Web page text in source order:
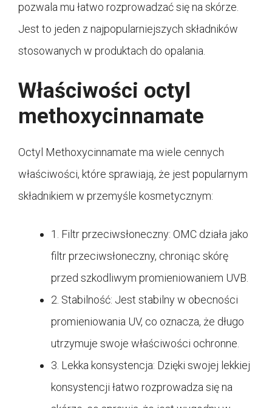
pozwala mu łatwo rozprowadzać się na skórze.
Jest to jeden z najpopularniejszych składników
stosowanych w produktach do opalania.
Właściwości octyl
methoxycinnamate
Octyl Methoxycinnamate ma wiele cennych
właściwości, które sprawiają, że jest popularnym
składnikiem w przemyśle kosmetycznym:
1. Filtr przeciwsłoneczny: OMC działa jako
filtr przeciwsłoneczny, chroniąc skórę
przed szkodliwym promieniowaniem UVB.
2. Stabilność: Jest stabilny w obecności
promieniowania UV, co oznacza, że ​​długo
utrzymuje swoje właściwości ochronne.
3. Lekka konsystencja: Dzięki swojej lekkiej
konsystencji łatwo rozprowadza się na